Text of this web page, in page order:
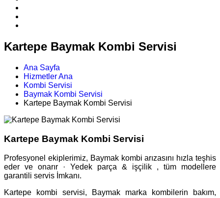
Kartepe Baymak Kombi Servisi
Ana Sayfa
Hizmetler Ana
Kombi Servisi
Baymak Kombi Servisi
Kartepe Baymak Kombi Servisi
Kartepe Baymak Kombi Servisi
Profesyonel ekiplerimiz, Baymak kombi arızasını hızla teşhis
eder ve onarır · Yedek parça & işçilik , tüm modellere
garantili servis İmkanı.
Kartepe kombi servisi, Baymak marka kombilerin bakım,